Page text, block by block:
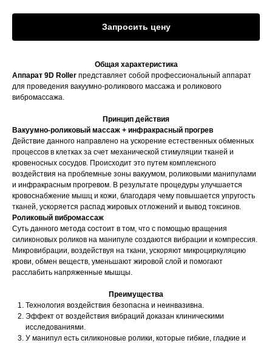
Запросить цену
Общая характеристика
Аппарат 9D Roller представляет собой профессиональный аппарат
для проведения вакуумно-роликового массажа и роликового
вибромассажа.
Принцип действия
Вакуумно-роликовый массаж + инфракрасный прогрев
Действие данного направлено на ускорение естественных обменных
процессов в клетках за счет механической стимуляции тканей и
кровеносных сосудов. Происходит это путем комплексного
воздействия на проблемные зоны вакуумом, роликовыми манипулами
и инфракрасным прогревом. В результате процедуры улучшается
кровоснабжение мышц и кожи, благодаря чему повышается упругость
тканей, ускоряется распад жировых отложений и вывод токсинов.
Роликовый вибромассаж
Суть данного метода состоит в том, что с помощью вращения
силиконовых роликов на манипуле создаются вибрации и компрессия.
Микровибрации, воздействуя на ткани, ускоряют микроциркуляцию
крови, обмен веществ, уменьшают жировой слой и помогают
расслабить напряженные мышцы.
Преимущества
Технология воздействия безопасна и неинвазивна.
Эффект от воздействия вибраций доказан клиническими
исследованиями.
У манипул есть силиконовые ролики, которые гибкие, гладкие и